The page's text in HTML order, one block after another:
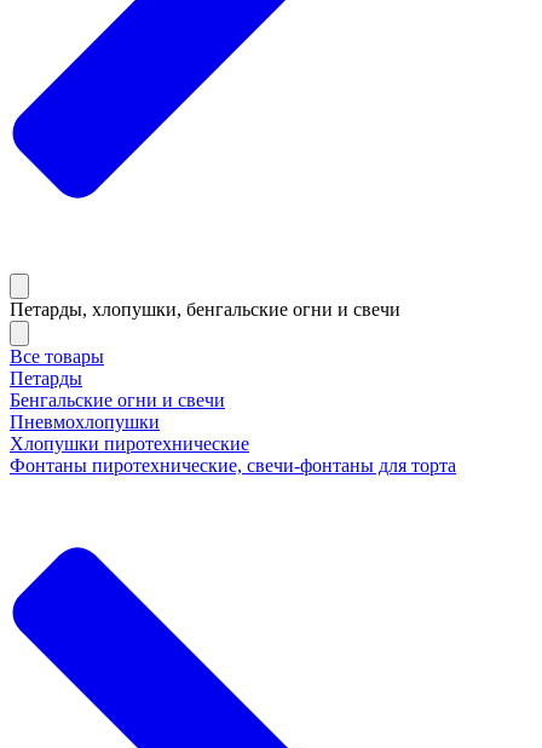
Петарды, хлопушки, бенгальские огни и свечи
Все товары
Петарды
Бенгальские огни и свечи
Пневмохлопушки
Хлопушки пиротехнические
Фонтаны пиротехнические, свечи-фонтаны для торта